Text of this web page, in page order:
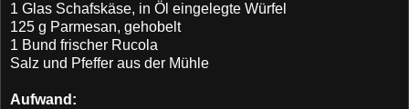
1 Glas Schafskäse, in Öl eingelegte Würfel
125 g Parmesan, gehobelt
1 Bund frischer Rucola
Salz und Pfeffer aus der Mühle
Aufwand: